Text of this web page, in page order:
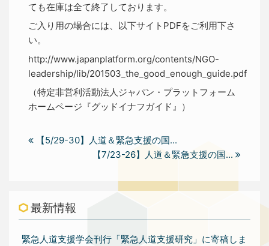
ても在庫は全て終了しております。
ご入り用の場合には、以下サイトPDFをご利用下さ
い。
http://www.japanplatform.org/contents/NGO-
leadership/lib/201503_the_good_enough_guide.pdf
（特定非営利活動法人ジャパン・プラットフォーム
ホームページ『グッドイナフガイド』）
【5/29-30】人道＆緊急支援の国...
【7/23-26】人道＆緊急支援の国...
最新情報
緊急人道支援学会刊行「緊急人道支援研究」に寄稿しま